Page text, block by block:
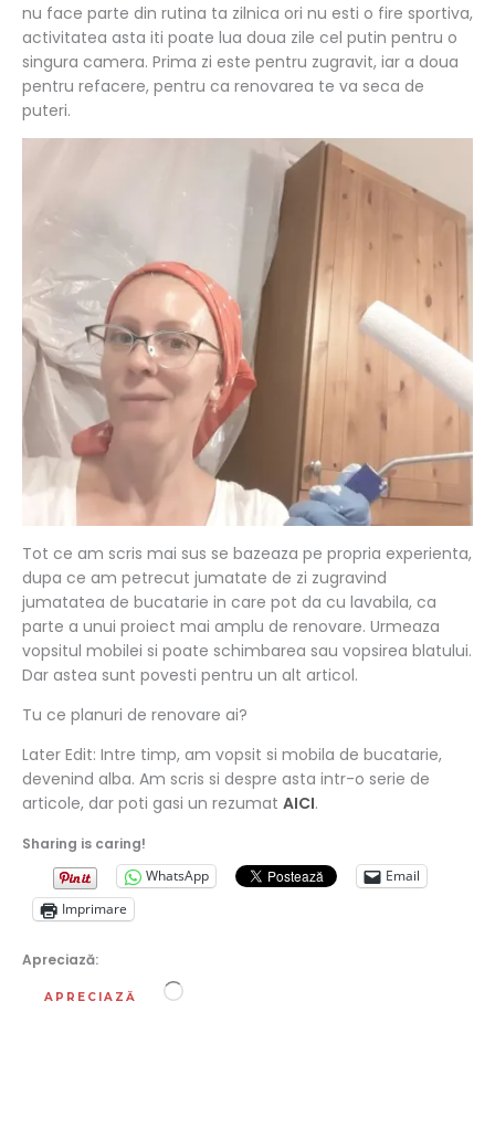
nu face parte din rutina ta zilnica ori nu esti o fire sportiva,
activitatea asta iti poate lua doua zile cel putin pentru o
singura camera. Prima zi este pentru zugravit, iar a doua
pentru refacere, pentru ca renovarea te va seca de
puteri.
Tot ce am scris mai sus se bazeaza pe propria experienta,
dupa ce am petrecut jumatate de zi zugravind
jumatatea de bucatarie in care pot da cu lavabila, ca
parte a unui proiect mai amplu de renovare. Urmeaza
vopsitul mobilei si poate schimbarea sau vopsirea blatului.
Dar astea sunt povesti pentru un alt articol.
Tu ce planuri de renovare ai?
Later Edit: Intre timp, am vopsit si mobila de bucatarie,
devenind alba. Am scris si despre asta intr-o serie de
articole, dar poti gasi un rezumat AICI.
Sharing is caring!
WhatsApp
Email
Imprimare
Apreciază:
APRECIAZĂ Încarc...